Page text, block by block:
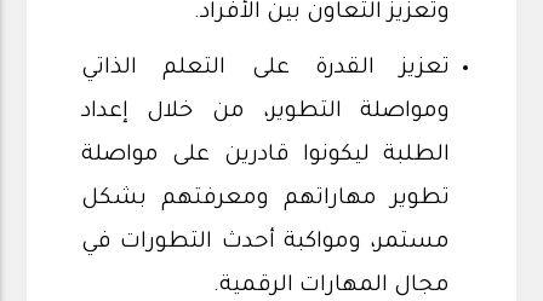
وتعزيز التعاون بين الأفراد.
تعزيز القدرة على التعلم الذاتي
ومواصلة التطوير، من خلال إعداد
الطلبة ليكونوا قادرين على مواصلة
تطوير مهاراتهم ومعرفتهم بشكل
مستمر، ومواكبة أحدث التطورات في
مجال المهارات الرقمية.